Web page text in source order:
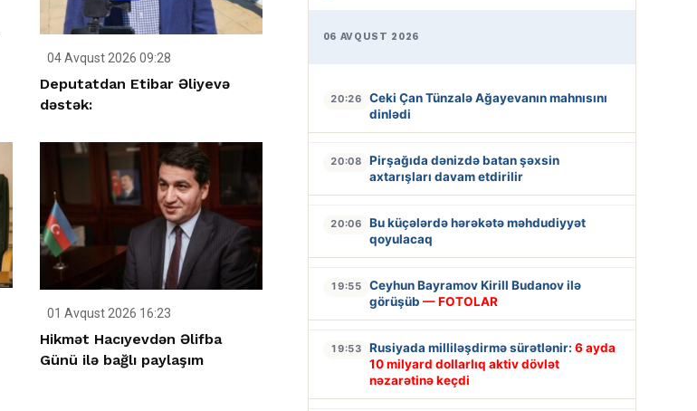
04 Avqust 2026 09:28
Deputatdan Etibar Əliyevə
dəstək:
01 Avqust 2026 16:23
Hikmət Hacıyevdən Əlifba
Günü ilə bağlı paylaşım
06 AVQUST 2026
20:26
Ceki Çan Tünzalə Ağayevanın mahnısını
dinlədi
20:08
Pirşağıda dənizdə batan şəxsin
axtarışları davam etdirilir
20:06
Bu küçələrdə hərəkətə məhdudiyyət
qoyulacaq
19:55
Ceyhun Bayramov Kirill Budanov ilə
görüşüb — FOTOLAR
19:53 Rusiyada milliləşdirmə sürətlənir: 6 ayda
10 milyard dollarlıq aktiv dövlət
nəzarətinə keçdi